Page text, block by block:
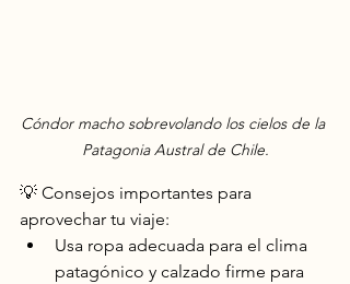
Cóndor macho sobrevolando los cielos de la
Patagonia Austral de Chile.
💡 Consejos importantes para
aprovechar tu viaje:
Usa ropa adecuada para el clima
patagónico y calzado firme para